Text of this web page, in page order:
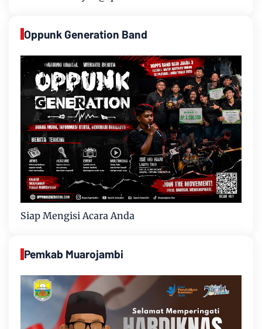
Oppunk Generation Band
Siap Mengisi Acara Anda
Pemkab Muarojambi